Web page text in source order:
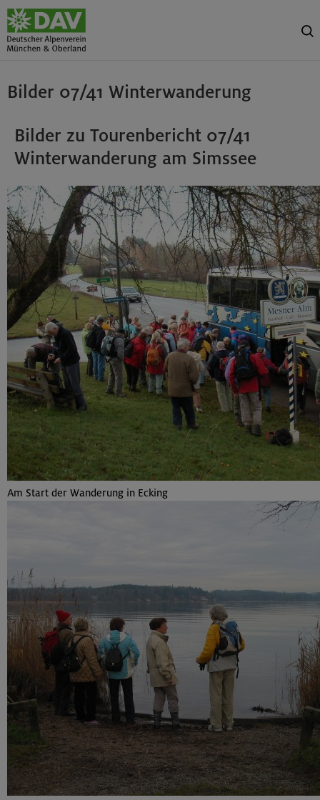
Bilder 07/41 Winterwanderung
Bilder zu Tourenbericht 07/41
Winterwanderung am Simssee
Am Start der Wanderung in Ecking